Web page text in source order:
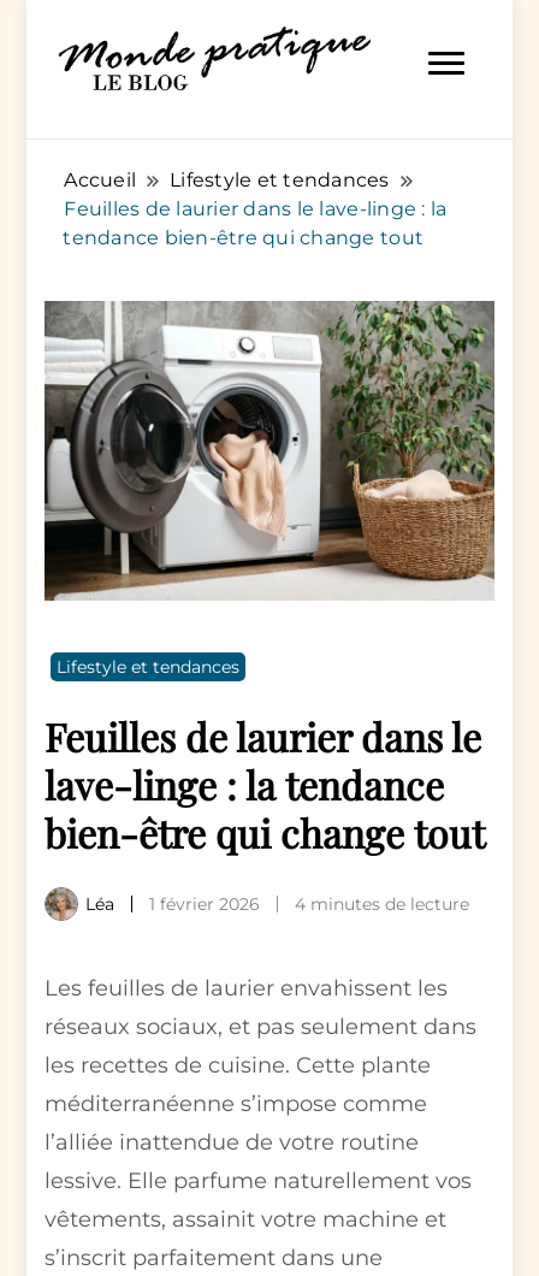
Monde Pratique
Accueil
Lifestyle et tendances
Feuilles de laurier dans le lave-linge : la
tendance bien-être qui change tout
Lifestyle et tendances
Feuilles de laurier dans le
lave-linge : la tendance
bien-être qui change tout
Léa 1 février 2026 4 minutes de lecture
Les feuilles de laurier envahissent les
réseaux sociaux, et pas seulement dans
les recettes de cuisine. Cette plante
méditerranéenne s’impose comme
l’alliée inattendue de votre routine
lessive. Elle parfume naturellement vos
vêtements, assainit votre machine et
s’inscrit parfaitement dans une